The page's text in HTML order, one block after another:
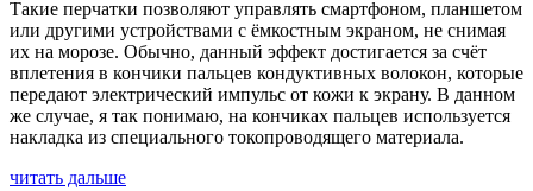
Такие перчатки позволяют управлять смартфоном, планшетом
или другими устройствами с ёмкостным экраном, не снимая
их на морозе. Обычно, данный эффект достигается за счёт
вплетения в кончики пальцев кондуктивных волокон, которые
передают электрический импульс от кожи к экрану. В данном
же случае, я так понимаю, на кончиках пальцев используется
накладка из специального токопроводящего материала.
читать дальше